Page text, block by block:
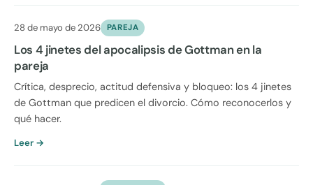
28 de mayo de 2026 PAREJA
Los 4 jinetes del apocalipsis de Gottman en la
pareja
Crítica, desprecio, actitud defensiva y bloqueo: los 4 jinetes
de Gottman que predicen el divorcio. Cómo reconocerlos y
qué hacer.
Leer →